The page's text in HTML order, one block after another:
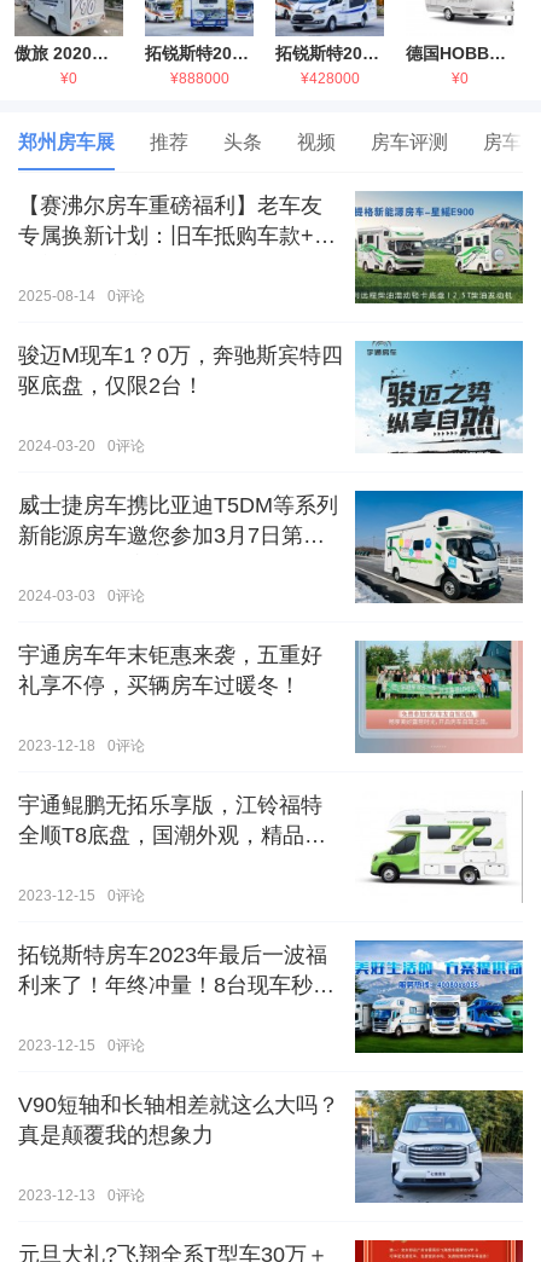
傲旅 2020金旅国六海狮房车
¥0
拓锐斯特2021款进口依维柯房车
¥888000
拓锐斯特2021款 福特T型锐典版房车
¥428000
德国HOBBY拖挂房车豪华版
¥0
郑州房车展 推荐 头条 视频 房车评测 房车
【赛沸尔房车重磅福利】老车友
专属换新计划：旧车抵购车款+额
2025-08-14 0评论
骏迈M现车1？0万，奔驰斯宾特四
驱底盘，仅限2台！
2024-03-20 0评论
威士捷房车携比亚迪T5DM等系列
新能源房车邀您参加3月7日第八
2024-03-03 0评论
宇通房车年末钜惠来袭，五重好
礼享不停，买辆房车过暖冬！
2023-12-18 0评论
宇通鲲鹏无拓乐享版，江铃福特
全顺T8底盘，国潮外观，精品内
2023-12-15 0评论
拓锐斯特房车2023年最后一波福
利来了！年终冲量！8台现车秒杀
2023-12-15 0评论
V90短轴和长轴相差就这么大吗？
真是颠覆我的想象力
2023-12-13 0评论
元旦大礼?飞翔全系T型车30万＋